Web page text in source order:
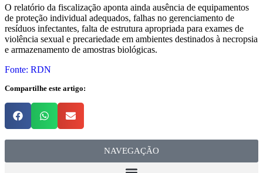
O relatório da fiscalização aponta ainda ausência de equipamentos
de proteção individual adequados, falhas no gerenciamento de
resíduos infectantes, falta de estrutura apropriada para exames de
violência sexual e precariedade em ambientes destinados à necropsia
e armazenamento de amostras biológicas.
Fonte: RDN
Compartilhe este artigo:
NAVEGAÇÃO